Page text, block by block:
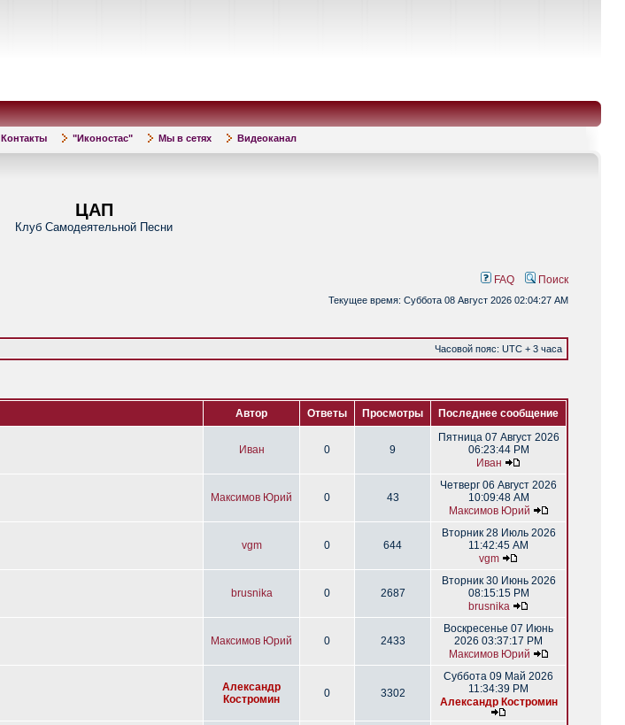
Контакты "Иконостас" Мы в сетях Видеоканал
ЦАП
Клуб Самодеятельной Песни
FAQ Поиск
Текущее время: Суббота 08 Август 2026 02:04:27 AM
Часовой пояс: UTC + 3 часа
Автор Ответы Просмотры Последнее сообщение
Иван 0 9
Пятница 07 Август 2026
06:23:44 PM
Иван
Максимов Юрий 0 43
Четверг 06 Август 2026
10:09:48 AM
Максимов Юрий
vgm 0 644
Вторник 28 Июль 2026
11:42:45 AM
vgm
brusnika 0 2687
Вторник 30 Июнь 2026
08:15:15 PM
brusnika
Максимов Юрий 0 2433
Воскресенье 07 Июнь
2026 03:37:17 PM
Максимов Юрий
Александр
Костромин
0 3302
Суббота 09 Май 2026
11:34:39 PM
Александр Костромин